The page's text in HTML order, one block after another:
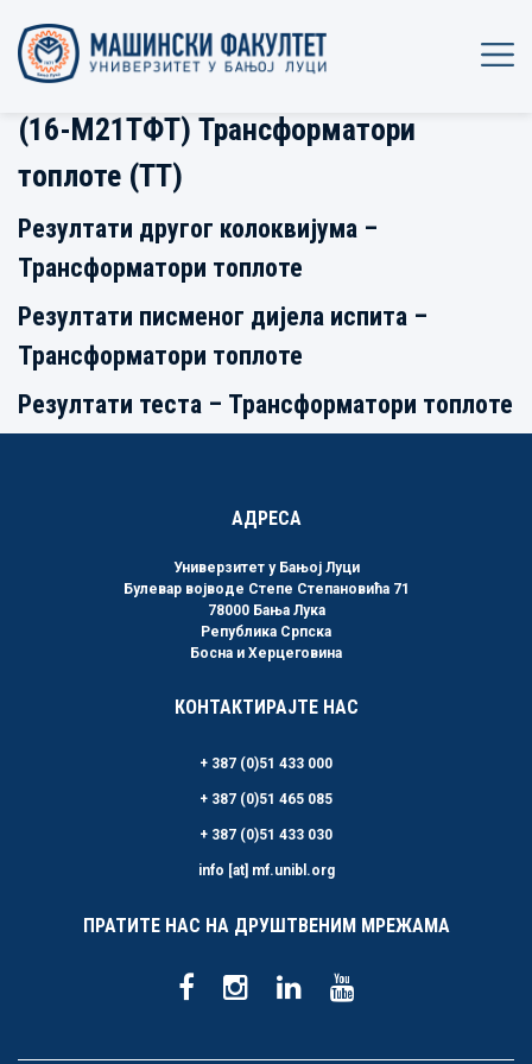
(16-М21ТФТ) Трансформатори
топлоте (ТТ)
Резултати другог колоквијума –
Трансформатори топлоте
Резултати писменог дијела испита –
Трансформатори топлоте
Резултати теста – Трансформатори топлоте
АДРЕСА
Универзитет у Бањој Луци
Булевар војводе Степе Степановића 71
78000 Бања Лука
Република Српска
Босна и Херцеговина
КОНТАКТИРАЈТЕ НАС
+ 387 (0)51 433 000
+ 387 (0)51 465 085
+ 387 (0)51 433 030
info [at] mf.unibl.org
ПРАТИТЕ НАС НА ДРУШТВЕНИМ МРЕЖАМА